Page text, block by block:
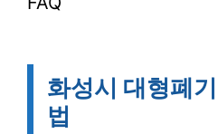
화성시 대형폐
법